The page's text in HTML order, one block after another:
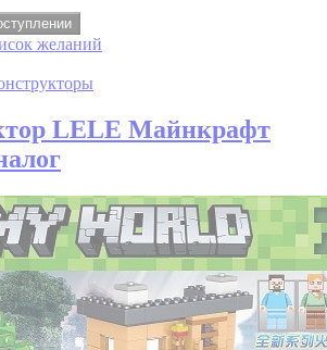
желаний
LELE Майнкрафт